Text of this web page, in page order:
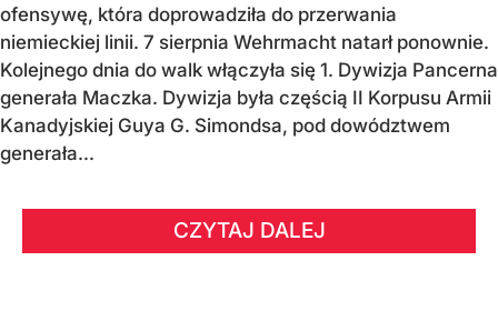
ofensywę, która doprowadziła do przerwania
niemieckiej linii. 7 sierpnia Wehrmacht natarł ponownie.
Kolejnego dnia do walk włączyła się 1. Dywizja Pancerna
generała Maczka. Dywizja była częścią II Korpusu Armii
Kanadyjskiej Guya G. Simondsa, pod dowództwem
generała...
CZYTAJ DALEJ